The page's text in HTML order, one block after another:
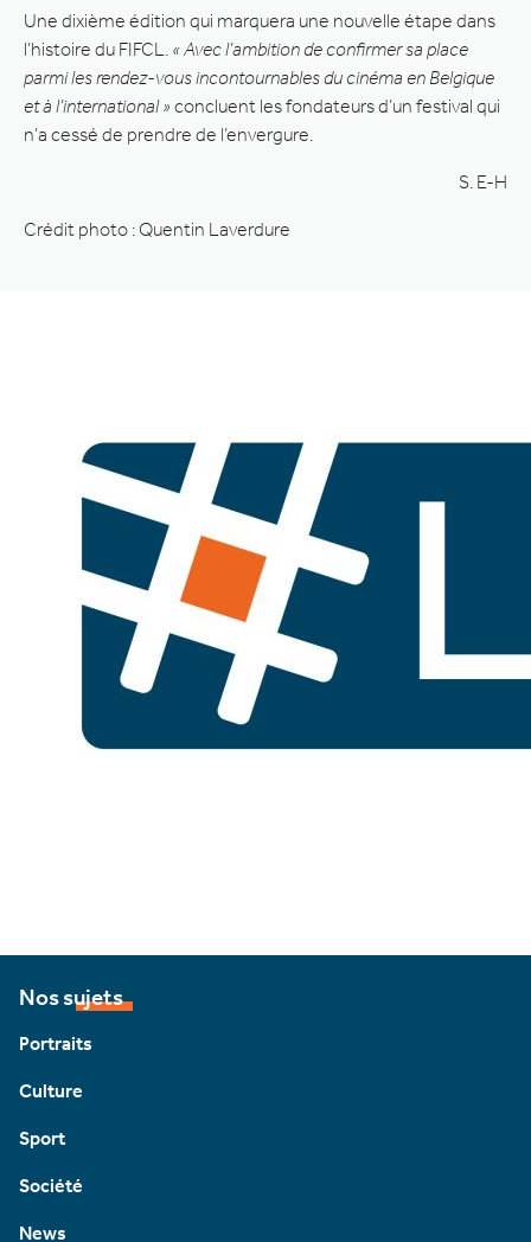
Une dixième édition qui marquera une nouvelle étape dans
l’histoire du FIFCL. « Avec l’ambition de confirmer sa place
parmi les rendez-vous incontournables du cinéma en Belgique
et à l’international » concluent les fondateurs d’un festival qui
n’a cessé de prendre de l’envergure.
S. E-H
Crédit photo : Quentin Laverdure
Nos sujets
Portraits
Culture
Sport
Société
News